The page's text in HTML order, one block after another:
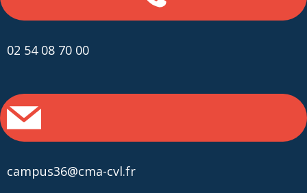
02 54 08 70 00
campus36@cma-cvl.fr